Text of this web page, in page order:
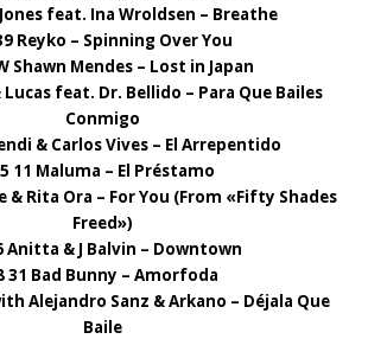
Jones feat. Ina Wroldsen – Breathe
Reyko – Spinning Over You
Shawn Mendes – Lost in Japan
Lucas feat. Dr. Bellido – Para Que Bailes
Conmigo
& Carlos Vives – El Arrepentido
11 Maluma – El Préstamo
& Rita Ora – For You (From «Fifty Shades
Freed»)
Anitta & J Balvin – Downtown
31 Bad Bunny – Amorfoda
Alejandro Sanz & Arkano – Déjala Que
Baile